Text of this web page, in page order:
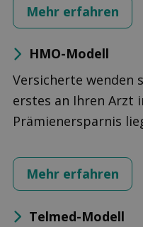
Mehr erfahren
HMO-Modell
Versicherte wenden
erstes an Ihren Arzt
Prämienersparnis
Mehr erfahren
Telmed-Modell